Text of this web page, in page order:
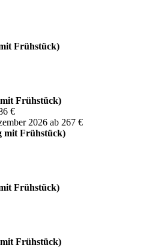
Frühstück)
Frühstück)
€
2026 ab 267 €
mit Frühstück)
Frühstück)
Frühstück)